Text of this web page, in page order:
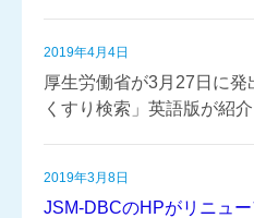
2019年4月4日
厚生労働省が3月27日に
くすり検索」英語版が紹介
2019年3月8日
JSM-DBCのHPがリニュー